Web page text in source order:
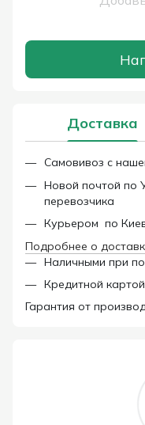
Доставка
Самовивоз с
Новой почтой по
перевозчика
Курьером по
Подробнее о
Наличными при
Кредитной картой
Гарантия от